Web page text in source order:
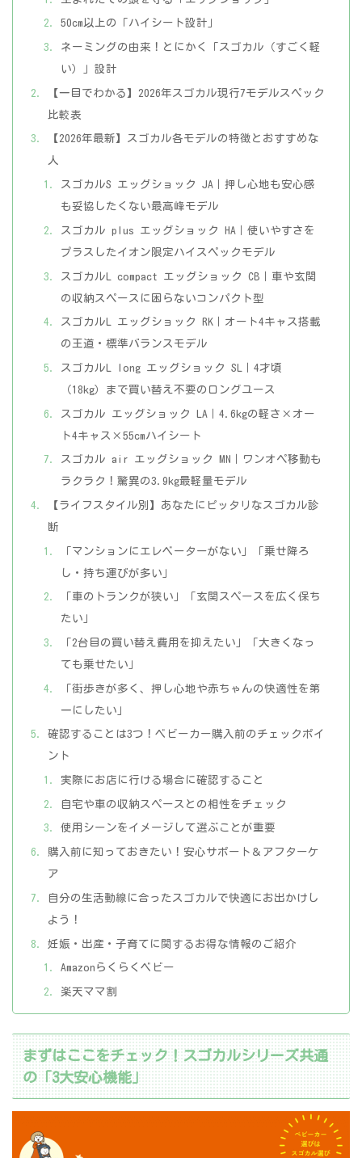
50cm以上の「ハイシート設計」
ネーミングの由来！とにかく「スゴカル（すごく軽
い）」設計
【一目でわかる】2026年スゴカル現行7モデルスペック
比較表
【2026年最新】スゴカル各モデルの特徴とおすすめな
人
スゴカルS エッグショック JA｜押し心地も安心感
も妥協したくない最高峰モデル
スゴカル plus エッグショック HA｜使いやすさを
プラスしたイオン限定ハイスペックモデル
スゴカルL compact エッグショック CB｜車や玄関
の収納スペースに困らないコンパクト型
スゴカルL エッグショック RK｜オート4キャス搭載
の王道・標準バランスモデル
スゴカルL long エッグショック SL｜4才頃
（18kg）まで買い替え不要のロングユース
スゴカル エッグショック LA｜4.6kgの軽さ×オー
ト4キャス×55cmハイシート
スゴカル air エッグショック MN｜ワンオペ移動も
ラクラク！驚異の3.9kg最軽量モデル
【ライフスタイル別】あなたにピッタリなスゴカル診
断
「マンションにエレベーターがない」「乗せ降ろ
し・持ち運びが多い」
「車のトランクが狭い」「玄関スペースを広く保ち
たい」
「2台目の買い替え費用を抑えたい」「大きくなっ
ても乗せたい」
「街歩きが多く、押し心地や赤ちゃんの快適性を第
一にしたい」
確認することは3つ！ベビーカー購入前のチェックポイ
ント
実際にお店に行ける場合に確認すること
自宅や車の収納スペースとの相性をチェック
使用シーンをイメージして選ぶことが重要
購入前に知っておきたい！安心サポート＆アフターケ
ア
自分の生活動線に合ったスゴカルで快適にお出かけし
よう！
妊娠・出産・子育てに関するお得な情報のご紹介
Amazonらくらくベビー
楽天ママ割
まずはここをチェック！スゴカルシリーズ共通
の「3大安心機能」